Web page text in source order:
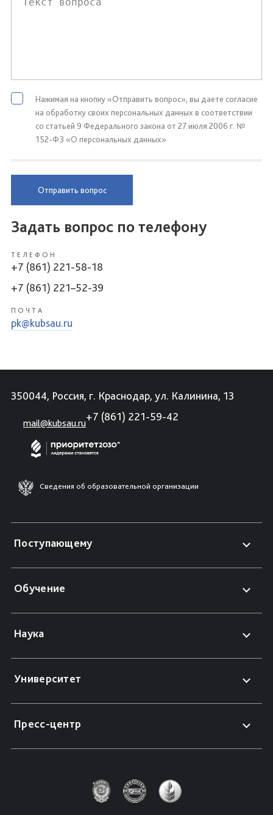
Нажимая на кнопку «Отправить вопрос», вы даете согласие
на обработку своих персональных данных в соответствии
со статьей 9 Федерального закона от 27 июля 2006 г. №
152-ФЗ «О персональных данных»
Отправить вопрос
Задать вопрос по телефону
ТЕЛЕФОН
+7 (861) 221-58-18
+7 (861) 221–52-39
ПОЧТА
pk@kubsau.ru
350044, Россия, г. Краснодар, ул. Калинина, 13
mail@kubsau.ru
+7 (861) 221-59-42
Сведения об образовательной организации
Поступающему
Обучение
Наука
Университет
Пресс-центр